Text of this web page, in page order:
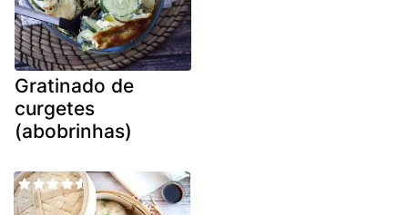
Gratinado de
curgetes
(abobrinhas)